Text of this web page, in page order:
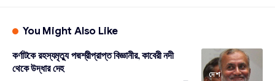
You Might Also Like
দেশ
কর্ণাটকে রহস্যমৃত্যু পদ্মশ্রীপ্রাপ্ত বিজ্ঞানীর, কাবেরী নদী
থেকে উদ্ধার দেহ